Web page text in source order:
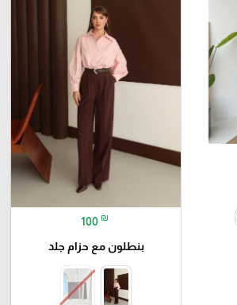
100 ₪
بنطلون مع حزام جلد